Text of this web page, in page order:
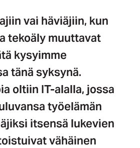
vai häviäjiin, kun
tekoäly muuttavat
kysyimme
tänä syksynä.
oltiin IT-alalla, jossa
työelämän
itsensä lukevien
vähäinen